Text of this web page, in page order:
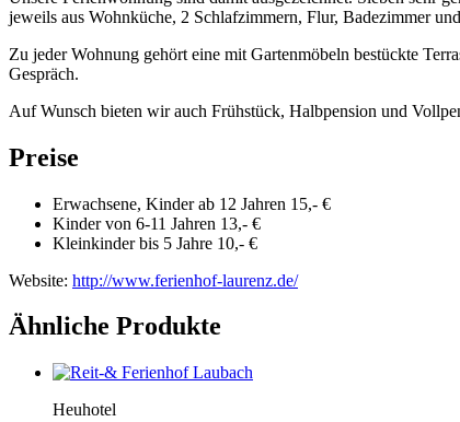
jeweils aus Wohnküche, 2 Schlafzimmern, Flur, Badezimmer
Zu jeder Wohnung gehört eine mit Gartenmöbeln bestückte
Gespräch.
Auf Wunsch bieten wir auch Frühstück, Halbpension und
Preise
Erwachsene, Kinder ab 12 Jahren 15,- €
Kinder von 6-11 Jahren 13,- €
Kleinkinder bis 5 Jahre 10,- €
Website: http://www.ferienhof-laurenz.de/
Ähnliche Produkte
Heuhotel